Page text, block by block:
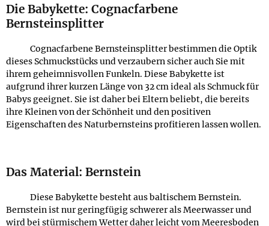
Die Babykette: Cognacfarbene
Bernsteinsplitter
Cognacfarbene Bernsteinsplitter bestimmen die Optik
dieses Schmuckstücks und verzaubern sicher auch Sie mit
ihrem geheimnisvollen Funkeln. Diese Babykette ist
aufgrund ihrer kurzen Länge von 32 cm ideal als Schmuck für
Babys geeignet. Sie ist daher bei Eltern beliebt, die bereits
ihre Kleinen von der Schönheit und den positiven
Eigenschaften des Naturbernsteins profitieren lassen wollen.
Das Material: Bernstein
Diese Babykette besteht aus baltischem Bernstein.
Bernstein ist nur geringfügig schwerer als Meerwasser und
wird bei stürmischem Wetter daher leicht vom Meeresboden